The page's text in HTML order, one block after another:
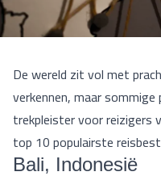
De wereld zit vol met
verkennen, maar
trekpleister voor reizigers
top 10 populairste
Bali, Indonesië